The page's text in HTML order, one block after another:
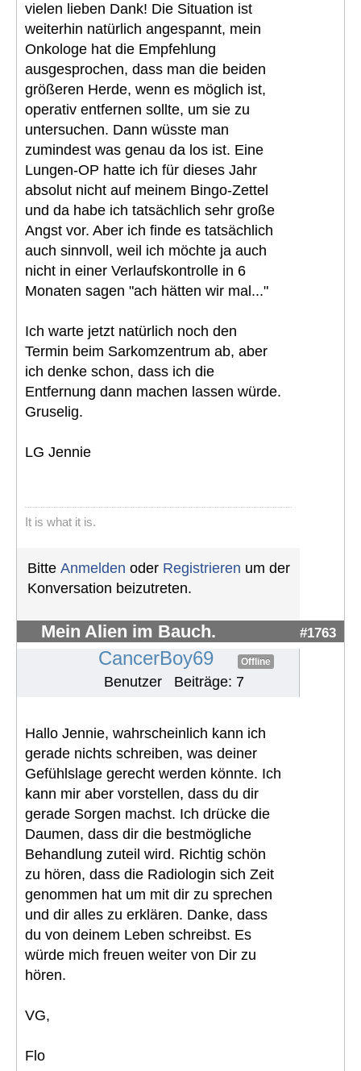
vielen lieben Dank! Die Situation ist
weiterhin natürlich angespannt, mein
Onkologe hat die Empfehlung
ausgesprochen, dass man die beiden
größeren Herde, wenn es möglich ist,
operativ entfernen sollte, um sie zu
untersuchen. Dann wüsste man
zumindest was genau da los ist. Eine
Lungen-OP hatte ich für dieses Jahr
absolut nicht auf meinem Bingo-Zettel
und da habe ich tatsächlich sehr große
Angst vor. Aber ich finde es tatsächlich
auch sinnvoll, weil ich möchte ja auch
nicht in einer Verlaufskontrolle in 6
Monaten sagen "ach hätten wir mal..."
Ich warte jetzt natürlich noch den
Termin beim Sarkomzentrum ab, aber
ich denke schon, dass ich die
Entfernung dann machen lassen würde.
Gruselig.
LG Jennie
It is what it is.
Bitte Anmelden oder Registrieren um der
Konversation beizutreten.
Mein Alien im Bauch. #1763
CancerBoy69 Offline
Benutzer Beiträge: 7
Hallo Jennie, wahrscheinlich kann ich
gerade nichts schreiben, was deiner
Gefühlslage gerecht werden könnte. Ich
kann mir aber vorstellen, dass du dir
gerade Sorgen machst. Ich drücke die
Daumen, dass dir die bestmögliche
Behandlung zuteil wird. Richtig schön
zu hören, dass die Radiologin sich Zeit
genommen hat um mit dir zu sprechen
und dir alles zu erklären. Danke, dass
du von deinem Leben schreibst. Es
würde mich freuen weiter von Dir zu
hören.
VG,
Flo